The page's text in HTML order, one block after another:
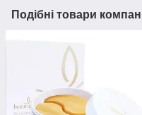
Подібні товари